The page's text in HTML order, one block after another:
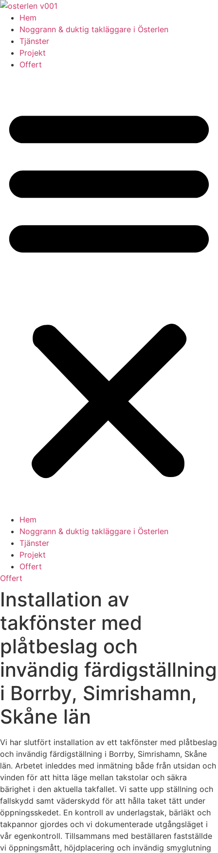
Skip
content
Hem
Noggrann & duktig takläggare i Österlen
Tjänster
Projekt
Offert
Hem
Noggrann & duktig takläggare i Österlen
Tjänster
Projekt
Offert
Offert
Installation av
takfönster med
plåtbeslag och
invändig färdigställning
i Borrby, Simrishamn,
Skåne län
Vi har slutfört installation av ett takfönster med plåtbeslag
och invändig färdigställning i Borrby, Simrishamn, Skåne
län. Arbetet inleddes med inmätning både från utsidan och
vinden för att hitta läge mellan takstolar och säkra
bärighet i den aktuella takfallet. Vi satte upp ställning och
fallskydd samt väderskydd för att hålla taket tätt under
öppningsskedet. En kontroll av underlagstak, bärläkt och
takpannor gjordes och vi dokumenterade utgångsläget i
vår egenkontroll. Tillsammans med beställaren fastställde
vi öppningsmått, höjdplacering och invändig smyglutning